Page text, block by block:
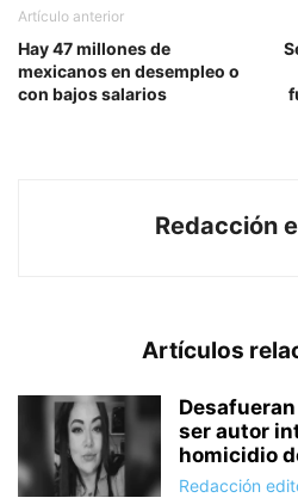
Artículo anterior
Hay 47 millones de
mexicanos en desempleo o
con bajos salarios
Redacción
Artículos
ser autor
homicidio
Redacción